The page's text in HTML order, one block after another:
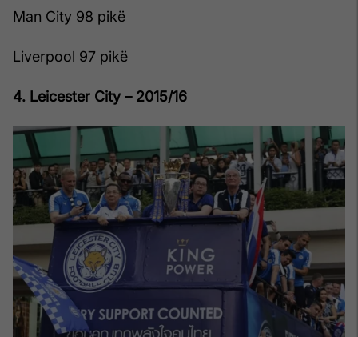
Man City 98 pikë
Liverpool 97 pikë
4. Leicester City – 2015/16